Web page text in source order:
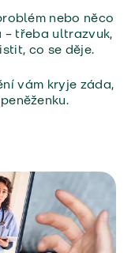
nebo něco
třeba ultrazvuk,
co se děje.
vám kryje záda,